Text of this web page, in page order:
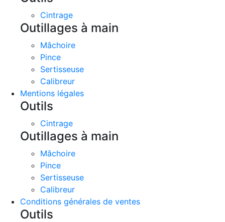
Cintrage
Outillages à main
Mâchoire
Pince
Sertisseuse
Calibreur
Mentions légales
Outils
Cintrage
Outillages à main
Mâchoire
Pince
Sertisseuse
Calibreur
Conditions générales de ventes
Outils